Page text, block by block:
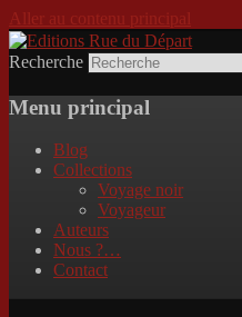
Aller au contenu principal
Editions Rue
Incitation au
Recherche
Menu principal
Blog
Collections
Voyage noir
Voyageur
Auteurs
Nous ?…
Contact